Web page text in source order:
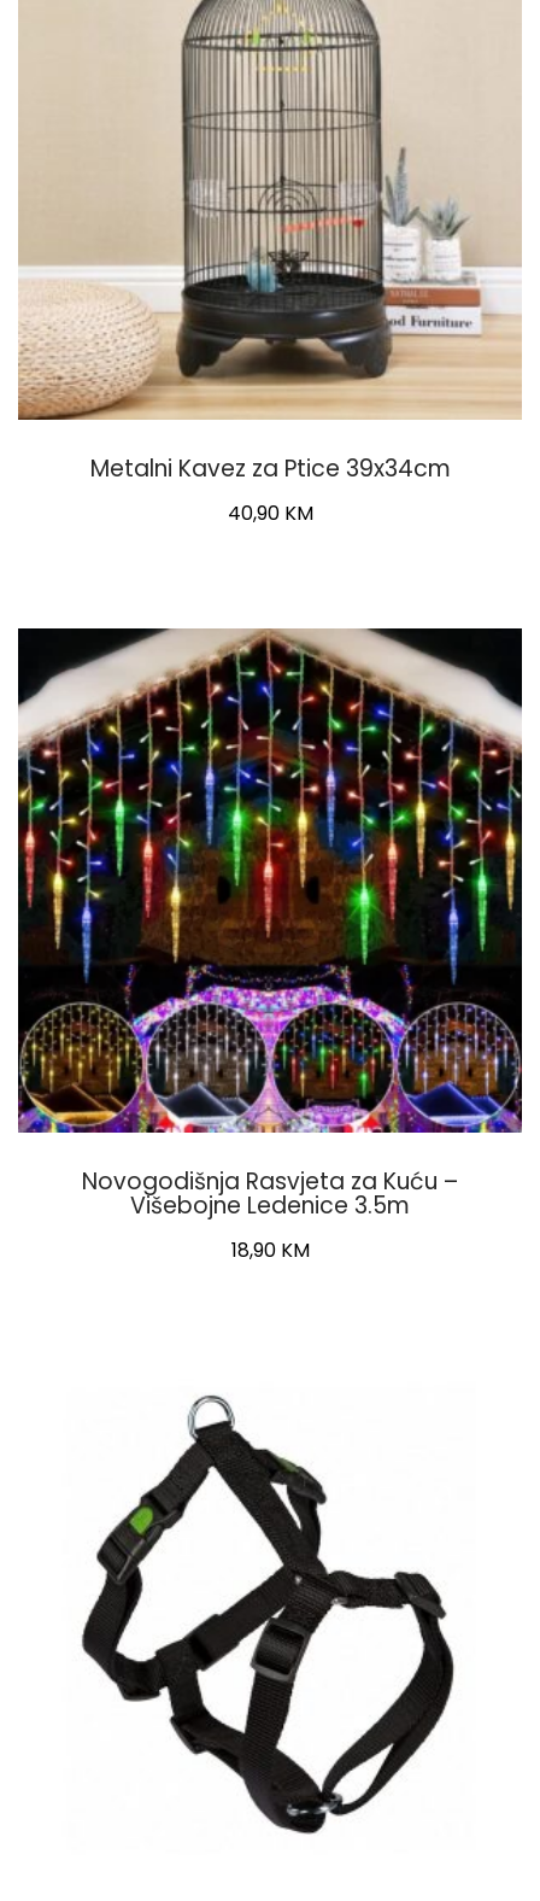
Metalni Kavez za Ptice 39x34cm
40,90 KM
Novogodišnja Rasvjeta za Kuću –
Višebojne Ledenice 3.5m
18,90 KM